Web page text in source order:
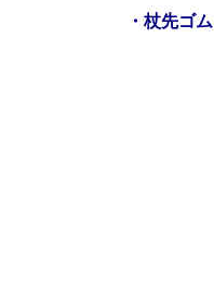
・杖先ゴム